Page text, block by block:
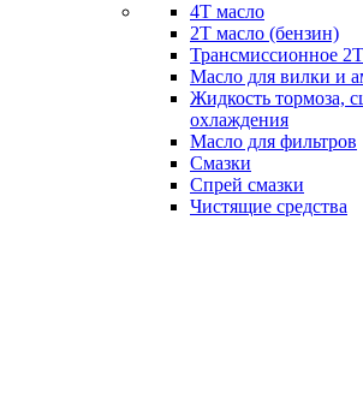
4T масло
2Т масло (бензин)
Трансмиссионное
Масло для вилки и
Жидкость тормоза,
охлаждения
Масло для фильтров
Смазки
Спрей смазки
Чистящие средства